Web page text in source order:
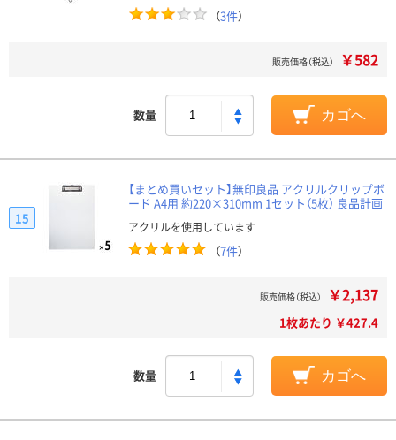
（3件）
販売価格（税込） ￥582
数量 カゴへ
【まとめ買いセット】無印良品 アクリルクリップボ
ード A4用 約220×310mm 1セット（5枚） 良品計画
アクリルを使用しています
（7件）
15
販売価格（税込） ￥2,137
1枚あたり ￥427.4
数量 カゴへ